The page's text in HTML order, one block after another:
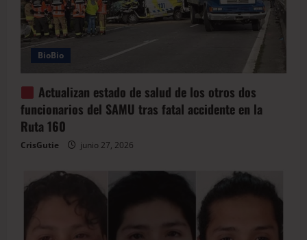
BioBio
Actualizan estado de salud de los otros dos
funcionarios del SAMU tras fatal accidente en la
Ruta 160
CrisGutie junio 27, 2026